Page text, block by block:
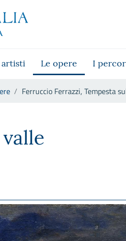
Le opere I
Ferruccio Ferrazzi, Tempesta